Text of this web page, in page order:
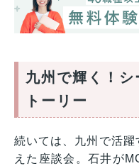
九州で輝く！
トーリー
続いては、九州で活
えた座談会。石井が